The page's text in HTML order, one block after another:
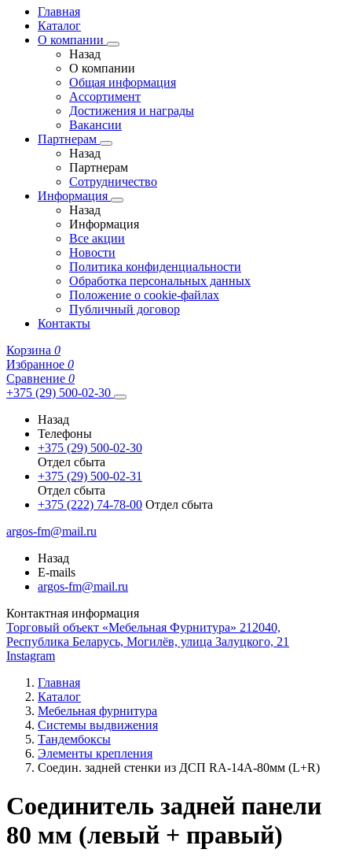
Главная
Каталог
О компании
Назад
О компании
Общая информация
Ассортимент
Достижения и награды
Вакансии
Партнерам
Назад
Партнерам
Сотрудничество
Информация
Назад
Информация
Все акции
Новости
Политика конфиденциальности
Обработка персональных данных
Положение о cookie-файлах
Публичный договор
Контакты
Корзина 0
Избранное 0
Сравнение 0
+375 (29) 500-02-30
Назад
Телефоны
+375 (29) 500-02-30
Отдел сбыта
+375 (29) 500-02-31
Отдел сбыта
+375 (222) 74-78-00 Отдел сбыта
argos-fm@mail.ru
Назад
E-mails
argos-fm@mail.ru
Контактная информация
Торговый объект «Мебельная Фурнитура» 212040,
Республика Беларусь, Могилёв, улица Залуцкого, 21
Instagram
Главная
Каталог
Мебельная фурнитура
Системы выдвижения
Тандембоксы
Элементы крепления
Соедин. задней стенки из ДСП RA-14A-80мм (L+R)
Соединитель задней панели
80 мм (левый + правый)